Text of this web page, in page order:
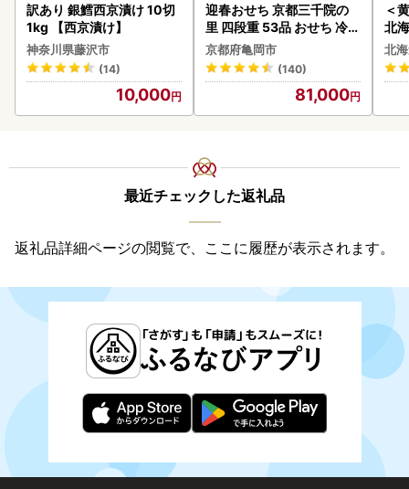
訳あり 銀鱈西京漬け 10切
1kg 【西京漬け】
神奈川県藤沢市
(14)
10,000
迎春おせち 京都三千院の
里 四段重 53品 おせち 冷蔵
2027 先行予約
京都府亀岡市
(140)
81,000
＜
北
北
最近チェックした返礼品
返礼品詳細ページの閲覧で、ここに履歴が表示されます。